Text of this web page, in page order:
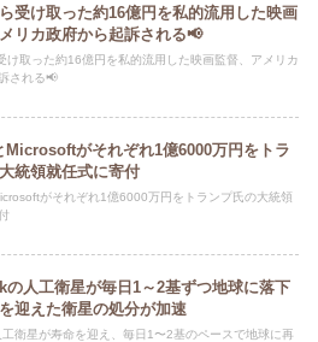
受け取った約16億円を私的流用した映画
リカ政府から起訴される📢
け取った約16億円を私的流用した映画監督、アメリカ
される📢
Microsoftがそれぞれ1億6000万円をトラ
統領就任式に寄付
がそれぞれ1億6000万円をトランプ氏の大統領
人工衛星が毎日1～2基ずつ地球に落下
迎えた衛星の処分が加速
衛星が寿命を迎え、毎日1〜2基のペースで地球に再